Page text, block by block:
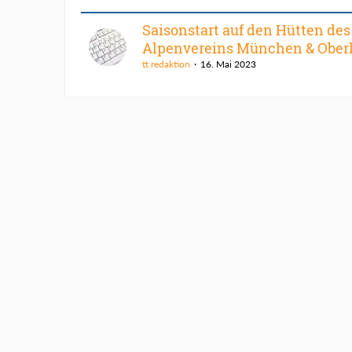
Saisonstart auf den Hütten des
Alpenvereins München &
tt redaktion 16. Mai 2023